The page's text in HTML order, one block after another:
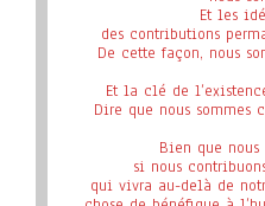
Et les
des contributions
De cette façon, nous
Et la clé de
Dire que nous sommes
Bien que
si nous
qui vivra au-delà de